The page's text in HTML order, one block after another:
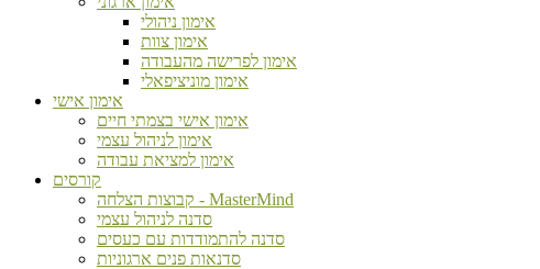
אימון ניהולי
אימון צוות
אימון לפרישה מהעבודה
אימון מוניציפאלי
אימון אישי
אימון אישי בצמתי חיים
אימון לניהול עצמי
אימון למציאת עבודה
קורסים
קבוצות הצלחה - MasterMind
סדנה לניהול עצמי
סדנה להתמודדות עם כעסים
סדנאות פנים ארגוניות